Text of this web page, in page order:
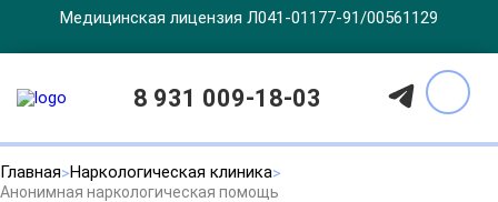
Медицинская лицензия Л041-01177-91/00561129
8 931 009-18-03
Главная Наркологическая клиника
Анонимная наркологическая помощь